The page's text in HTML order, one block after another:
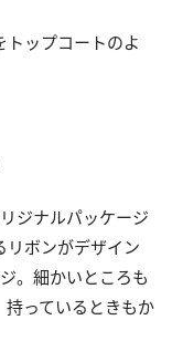
トップコートのよ
ジナルパッケージ
リボンがデザイン
。細かいところも
っているときもか